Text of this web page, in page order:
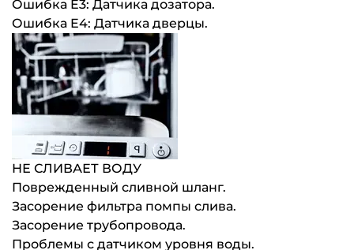
Ошибка E3: Датчика дозатора.
Ошибка E4: Датчика дверцы.
НЕ СЛИВАЕТ ВОДУ
Поврежденный сливной шланг.
Засорение фильтра помпы слива.
Засорение трубопровода.
Проблемы с датчиком уровня воды.